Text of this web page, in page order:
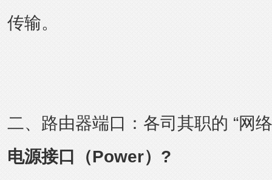
传输。
二、路由器端口：各司其职的 “网
电源接口（Power）?